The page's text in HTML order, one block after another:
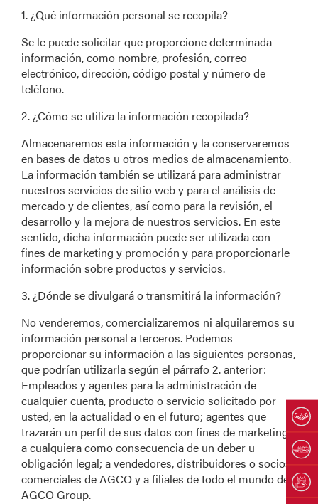
1. ¿Qué información personal se recopila?
Se le puede solicitar que proporcione determinada
información, como nombre, profesión, correo
electrónico, dirección, código postal y número de
teléfono.
2. ¿Cómo se utiliza la información recopilada?
Almacenaremos esta información y la conservaremos
en bases de datos u otros medios de almacenamiento.
La información también se utilizará para administrar
nuestros servicios de sitio web y para el análisis de
mercado y de clientes, así como para la revisión, el
desarrollo y la mejora de nuestros servicios. En este
sentido, dicha información puede ser utilizada con
fines de marketing y promoción y para proporcionarle
información sobre productos y servicios.
3. ¿Dónde se divulgará o transmitirá la información?
No venderemos, comercializaremos ni alquilaremos su
información personal a terceros. Podemos
proporcionar su información a las siguientes personas,
que podrían utilizarla según el párrafo 2. anterior:
Empleados y agentes para la administración de
cualquier cuenta, producto o servicio solicitado por
usted, en la actualidad o en el futuro; agentes que
trazarán un perfil de sus datos con fines de marketing;
a cualquiera como consecuencia de un deber u
obligación legal; a vendedores, distribuidores o socios
comerciales de AGCO y a filiales de todo el mundo de
AGCO Group.